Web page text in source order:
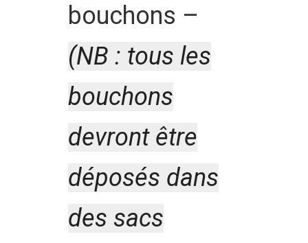
bouchons –
(NB : tous les
bouchons
devront être
déposés dans
des sacs